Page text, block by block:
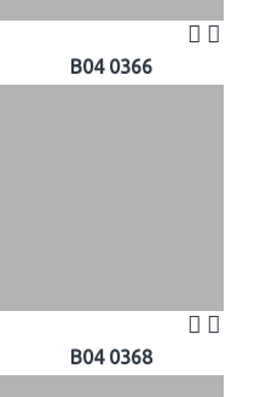
B04 0366
B04 0368